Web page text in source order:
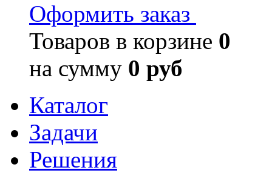
Оформить заказ
Товаров в корзине 0
на сумму 0 руб
Каталог
Задачи
Решения